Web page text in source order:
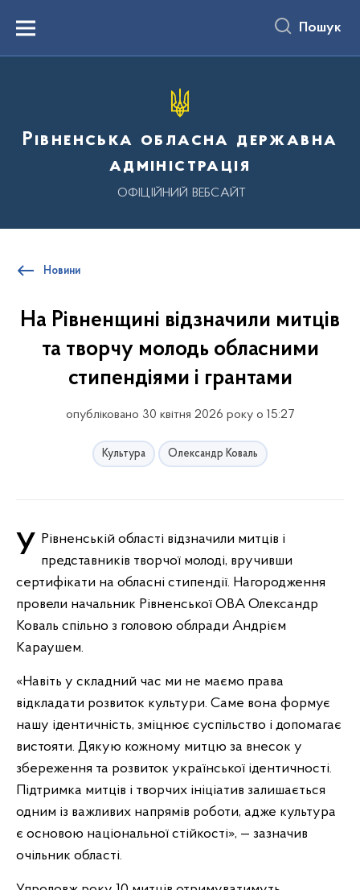
вмістуMenu Пошук
Рівненська обласна державна
адміністрація
ОФІЦІЙНИЙ ВЕБСАЙТ
Новини
На Рівненщині відзначили митців
та творчу молодь обласними
стипендіями і грантами
опубліковано 30 квітня 2026 року о 15:27
Культура Олександр Коваль
У Рівненській області відзначили митців і представників творчої молоді, вручивши
сертифікати на обласні стипендії. Нагородження
провели начальник Рівненської ОВА Олександр
Коваль спільно з головою облради Андрієм
Караушем.
«Навіть у складний час ми не маємо права
відкладати розвиток культури. Саме вона формує
нашу ідентичність, зміцнює суспільство і допомагає
вистояти. Дякую кожному митцю за внесок у
збереження та розвиток української ідентичності.
Підтримка митців і творчих ініціатив залишається
одним із важливих напрямів роботи, адже культура
є основою національної стійкості», — зазначив
очільник області.